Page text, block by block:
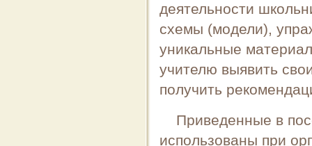
деятельности
схемы (модели),
уникальные
учителю выявить
получить
Приведенные в
использованы при